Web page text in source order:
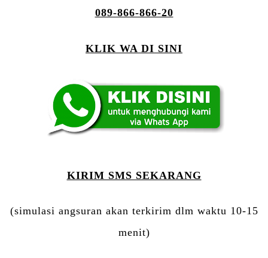
089-866-866-20
KLIK WA DI SINI
KIRIM SMS SEKARANG
(simulasi angsuran akan terkirim dlm waktu 10-15
menit)